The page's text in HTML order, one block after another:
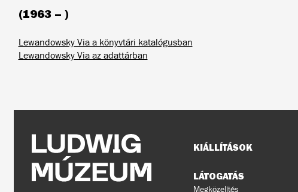
(1963 – )
Lewandowsky Via a könyvtári katalógusban
Lewandowsky Via az adattárban
Oldaltérkép
KIÁLLÍTÁSOK
LÁTOGATÁS
Megközelítés